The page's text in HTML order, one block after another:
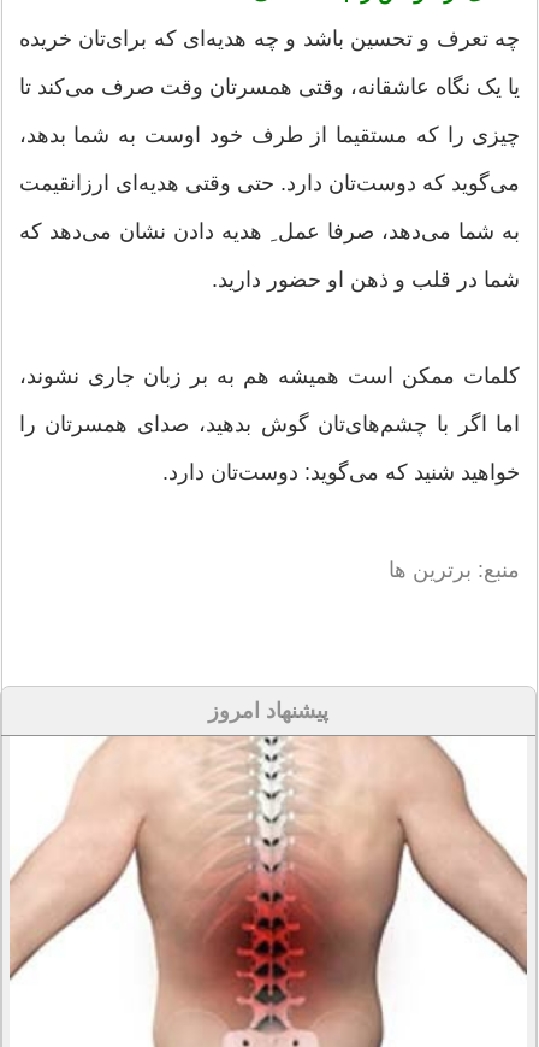
چه تعرف و تحسین باشد و چه هدیه‌ای که برای‌تان خریده
یا یک نگاه عاشقانه، وقتی همسرتان وقت صرف می‌کند تا
چیزی را که مستقیما از طرف خود اوست به شما بدهد،
می‌گوید که دوست‌تان دارد. حتی وقتی هدیه‌ای ارزانقیمت
به شما می‌دهد، صرفا عمل ِ هدیه دادن نشان می‌دهد که
شما در قلب و ذهن او حضور دارید.
کلمات ممکن است همیشه هم به بر زبان جاری نشوند،
اما اگر با چشم‌های‌تان گوش بدهید، صدای همسرتان را
خواهید شنید که می‌گوید: دوست‌تان دارد.
منبع: برترین ها
پیشنهاد امروز